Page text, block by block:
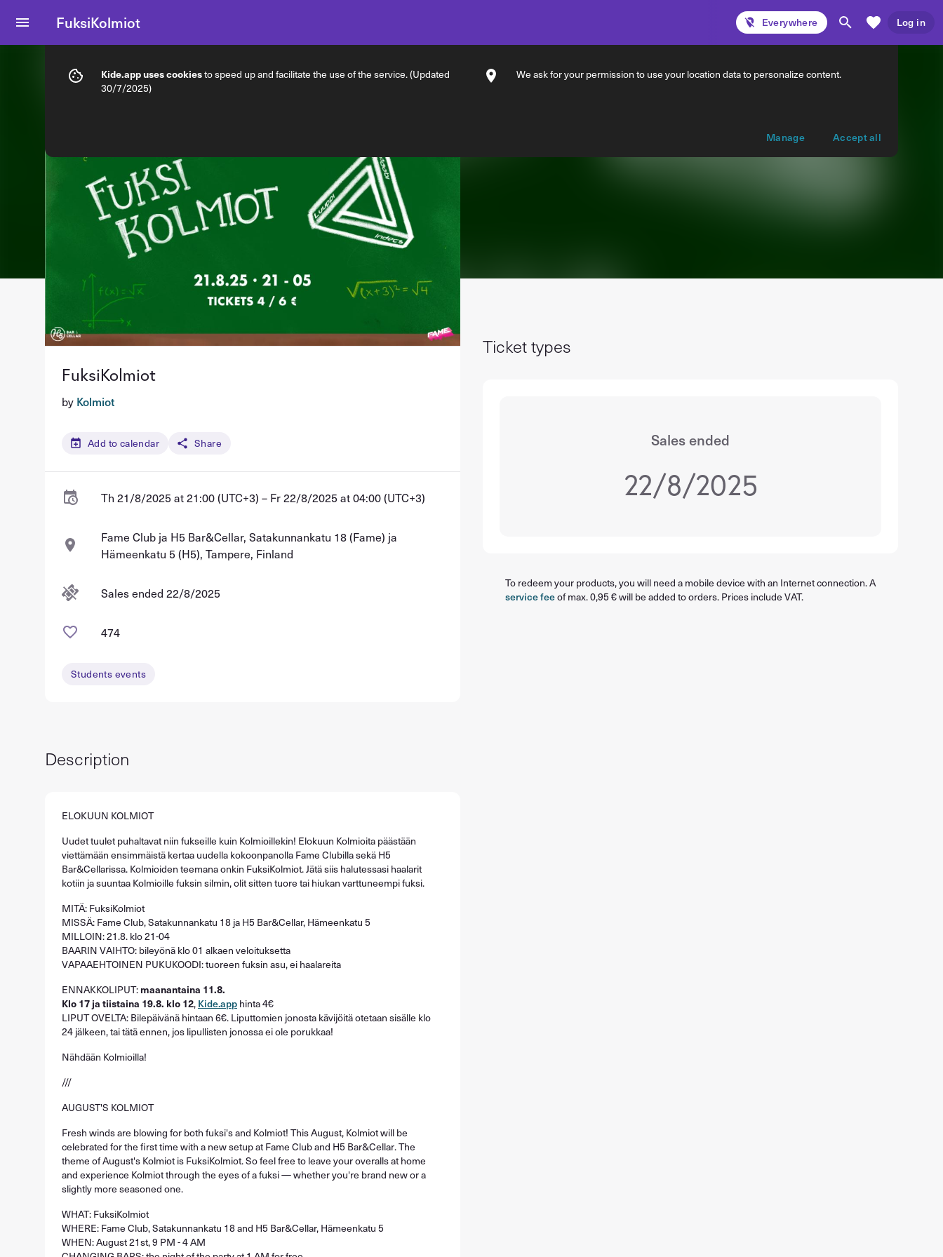
FuksiKolmiot Everywhere Log in
FuksiKolmiot
by Kolmiot
Add to calendar Share
Th 21/8/2025 at 21:00 (UTC+3) – Fr 22/8/2025 at 04:00 (UTC+3)
Fame Club ja H5 Bar&Cellar, Satakunnankatu 18 (Fame) ja
Hämeenkatu 5 (H5), Tampere, Finland
Sales ended 22/8/2025
474
Students events
Description
ELOKUUN KOLMIOT
Uudet tuulet puhaltavat niin fukseille kuin Kolmioillekin! Elokuun Kolmioita päästään
viettämään ensimmäistä kertaa uudella kokoonpanollaFame Clubilla sekä H5
Bar&Cellarissa.Kolmioiden teemana onkin FuksiKolmiot.Jätä siis halutessasi haalarit
kotiin ja suuntaa Kolmioille fuksin silmin, olit sitten tuore tai hiukan varttuneempi fuksi.
MITÄ: FuksiKolmiot
MISSÄ: Fame Club, Satakunnankatu 18 ja H5 Bar&Cellar, Hämeenkatu 5
MILLOIN: 21.8. klo 21-04
BAARIN VAIHTO: bileyönä klo 01 alkaen veloituksetta
VAPAAEHTOINEN PUKUKOODI: tuoreen fuksin asu, ei haalareita
ENNAKKOLIPUT:maanantaina 11.8.
Klo 17 ja tiistaina 19.8. klo 12,Kide.apphinta 4€
LIPUT OVELTA: Bilepäivänä hintaan 6€. Liputtomien jonosta kävijöitä otetaan sisälle klo
24 jälkeen, tai tätä ennen, jos lipullisten jonossa ei ole porukkaa!
Nähdään Kolmioilla!
///
AUGUST'S KOLMIOT
Fresh winds are blowing for both fuksi's and Kolmiot! This August, Kolmiot will be
celebrated for the first time with a new setup atFame Cluband H5 Bar&Cellar. The
theme of August's Kolmiot isFuksiKolmiot. So feel free to leave your overalls at home
and experience Kolmiot through the eyes of a fuksi — whether you're brand new or a
slightly more seasoned one.
WHAT: FuksiKolmiot
WHERE: Fame Club, Satakunnankatu 18 and H5 Bar&Cellar, Hämeenkatu 5
WHEN: August 21st, 9 PM - 4 AM
Ticket types
Sales ended
22/8/2025
To redeem your products, you will need a mobile device with an Internet connection. A
service feeof max. 0,95 € will be added to orders. Prices include VAT.
Kide.app uses cookiesto speed up and facilitate the use of the service. (Updated
30/7/2025)
We ask for your permission to use your location data to personalize content.
Manage Accept all